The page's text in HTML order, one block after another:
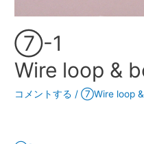
⑦-1
Wire loop &
コメントする /⑦Wire loop &